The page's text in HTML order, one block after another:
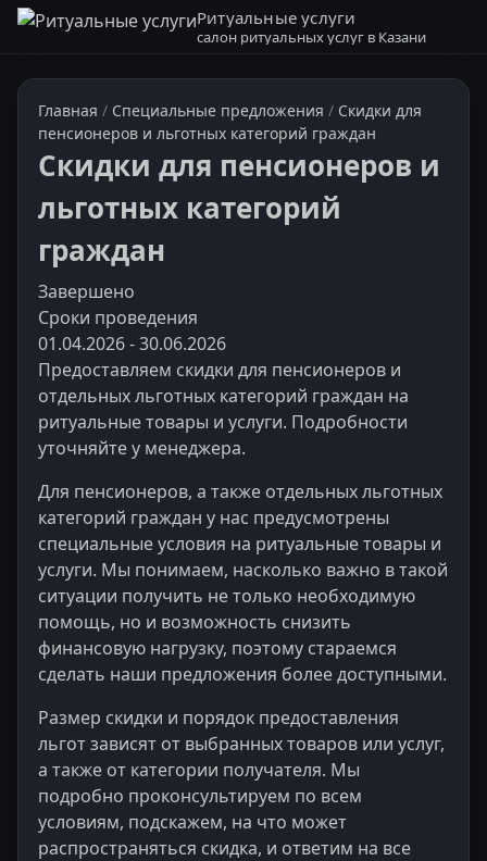
Ритуальные услуги
салон ритуальных услуг в Казани
Главная / Специальные предложения / Скидки для
пенсионеров и льготных категорий граждан
Скидки для пенсионеров и
льготных категорий
граждан
Завершено
Сроки проведения
01.04.2026 - 30.06.2026
Предоставляем скидки для пенсионеров и
отдельных льготных категорий граждан на
ритуальные товары и услуги. Подробности
уточняйте у менеджера.
Для пенсионеров, а также отдельных льготных
категорий граждан у нас предусмотрены
специальные условия на ритуальные товары и
услуги. Мы понимаем, насколько важно в такой
ситуации получить не только необходимую
помощь, но и возможность снизить
финансовую нагрузку, поэтому стараемся
сделать наши предложения более доступными.
Размер скидки и порядок предоставления
льгот зависят от выбранных товаров или услуг,
а также от категории получателя. Мы
подробно проконсультируем по всем
условиям, подскажем, на что может
распространяться скидка, и ответим на все